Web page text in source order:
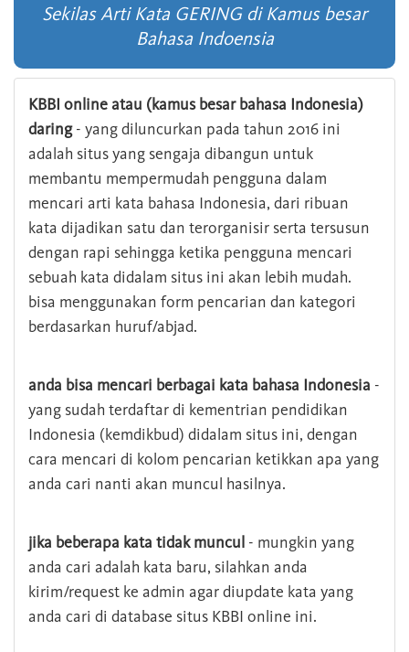
Sekilas Arti Kata GERING di Kamus besar
Bahasa Indoensia
KBBI online atau (kamus besar bahasa Indonesia)
daring- yang diluncurkan pada tahun 2016 ini
adalah situs yang sengaja dibangun untuk
membantu mempermudah pengguna dalam
mencari arti kata bahasa Indonesia, dari ribuan
kata dijadikan satu dan terorganisir serta tersusun
dengan rapi sehingga ketika pengguna mencari
sebuah kata didalam situs ini akan lebih mudah.
bisa menggunakan form pencarian dan kategori
berdasarkan huruf/abjad.
anda bisa mencari berbagai kata bahasa Indonesia -
yang sudah terdaftar di kementrian pendidikan
Indonesia (kemdikbud) didalam situs ini, dengan
cara mencari di kolom pencarian ketikkan apa yang
anda cari nanti akan muncul hasilnya.
jika beberapa kata tidak muncul - mungkin yang
anda cari adalah kata baru, silahkan anda
kirim/request ke admin agar diupdate kata yang
anda cari di database situs KBBI online ini.